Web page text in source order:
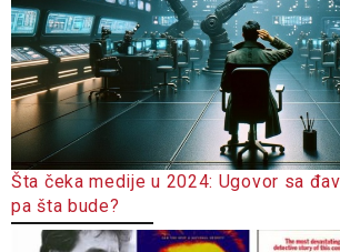
Šta čeka medije u 2024: Ugovor sa
pa šta bude?